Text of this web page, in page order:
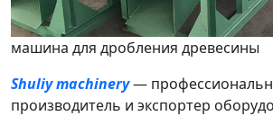
машина для дробления древесины
Shuliy machinery—
производитель и экспортер